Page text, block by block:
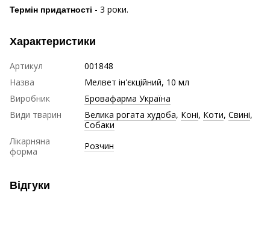
Термін придатності - 3 роки.
Характеристики
Артикул
001848
Назва
Мелвет ін'єкційний, 10 мл
Виробник
Бровафарма Україна
Види тварин
Велика рогата худоба, Коні, Коти, Свині,
Собаки
Лікарняна
форма
Розчин
Відгуки